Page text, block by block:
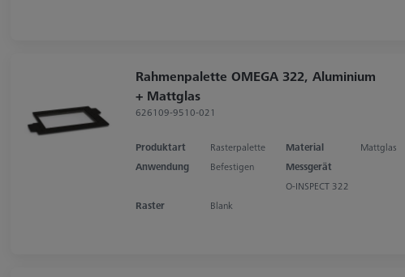
Rahmenpalette OMEGA 322, Aluminium
+ Mattglas
626109-9510-021
Produktart Rasterpalette Material
Mattglas
Anwendung
Befestigen
Messgerät
O-INSPECT 322
Raster
Blank